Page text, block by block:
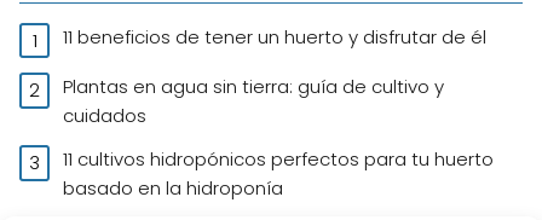
11 beneficios de tener un huerto y disfrutar de él
Plantas en agua sin tierra: guía de cultivo y
cuidados
11 cultivos hidropónicos perfectos para tu huerto
basado en la hidroponía